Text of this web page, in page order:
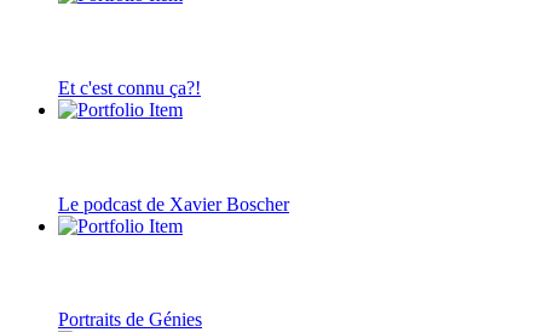
Et c'est connu ça?!
Le podcast de Xavier Boscher
Portraits de Génies